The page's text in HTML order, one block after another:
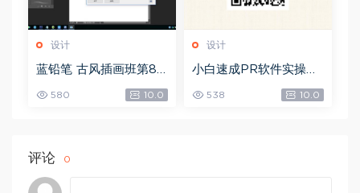
设计
蓝铅笔 古风插画班第8
期，网盘下载(10.90G)
580 10.0
设计
小白速成PR软件实操：
20节短视频赚钱课，教
你月入过万（完结），
538 10.0
评论 0